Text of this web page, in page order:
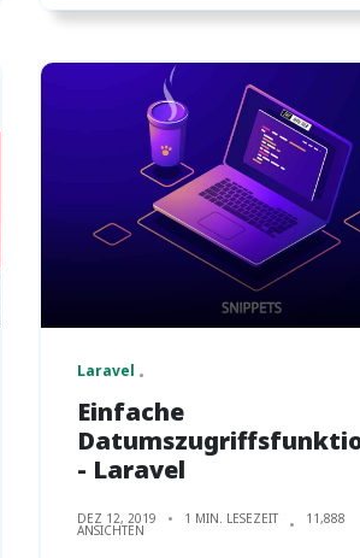
Laravel
Einfache
- Laravel
DEZ 12, 2019 1 MIN. LESEZEIT 11,888
ANSICHTEN